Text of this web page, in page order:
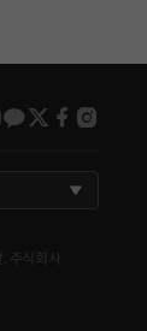
kakao
twitter
식회사